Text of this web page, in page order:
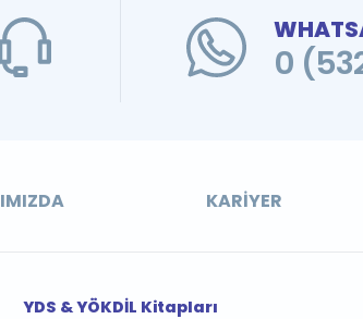
0
KARIYER
YDS & YÖKDİL Kitapları